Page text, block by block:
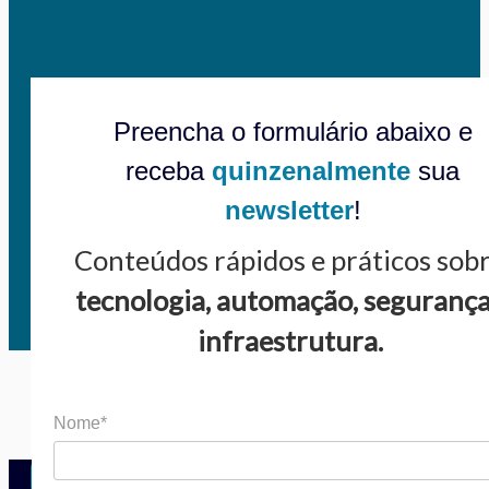
Preencha o formulário abaixo e
receba quinzenalmente sua
newsletter!
Conteúdos rápidos e práticos
tecnologia, automação,
infraestrutura.
Nome*